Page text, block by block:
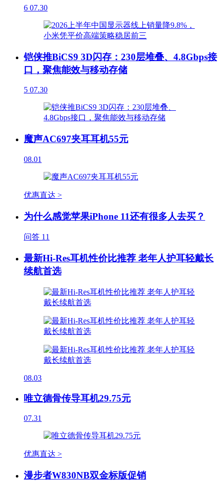
6 07.30
铠侠推BiCS9 3D闪存：230层堆叠、4.8Gbps接
口，聚焦能效与移动存储
5 07.30
魔声AC697夹耳耳机55元
08.01
优惠直达 >
为什么感觉苹果iPhone 11还有很多人去买？
问答 11
最新Hi-Res耳机性价比推荐 老年人护耳轻戴长
续航首选
08.03
唯立德骨传导耳机29.75元
07.31
优惠直达 >
漫步者W830NB双金标版促销